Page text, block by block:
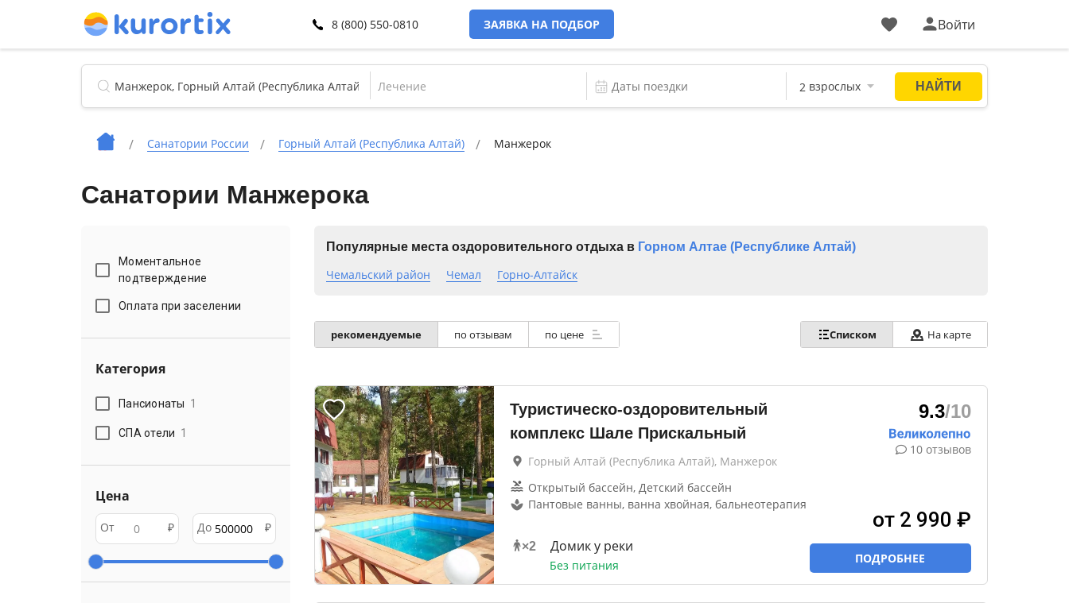
8 (800) 550-0810 ЗАЯВКА НА ПОДБОР Войти
Лечение
Санатории России Горный Алтай (Республика Алтай) Манжерок
Санатории Манжерока
Моментальное
подтверждение
Оплата при заселении
Категория
Пансионаты 1
СПА отели 1
Цена
От ₽ До ₽
Популярные места оздоровительного отдыха в Горном Алтае (Республике Алтай)
Чемальский район Чемал Горно-Алтайск
рекомендуемые по отзывам по цене Списком На карте
Туристическо-оздоровительный
комплекс Шале Прискальный
Горный Алтай (Республика Алтай), Манжерок
Открытый бассейн, Детский бассейн
Пантовые ванны, ванна хвойная, бальнеотерапия
×2 Домик у реки
Без питания
9.3/10
10 отзывов
от 2 990 ₽
ПОДРОБНЕЕ